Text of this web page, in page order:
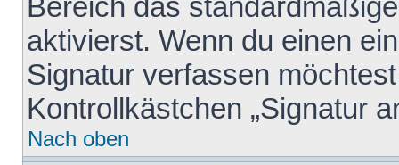
Bereich das
aktivierst. Wenn du einen
Signatur verfassen
Kontrollkästchen „Signatur
Nach oben